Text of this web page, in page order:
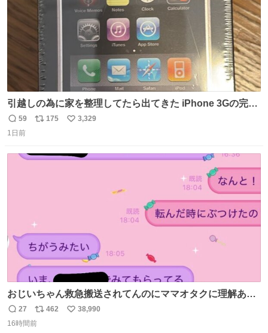
引越しの為に家を整理してたら出てきた iPhone 3Gの完全
未開封品 かなり前に楽天だかで買った多分未使用のデモ機
で-が出るのだと思うんだよね ヤフオクで売れてない190万
本初のモデルではあるけど´д` ; #Apple #iPhone3G
返
信
59
リ
ト
175
い
数
3,329
1日前
おじいちゃん救急搬送されてんのにママオタクに理解あっ
て不謹慎だけどウケる
返
信
27
リ
ポ
462
い
38,990
16時間前